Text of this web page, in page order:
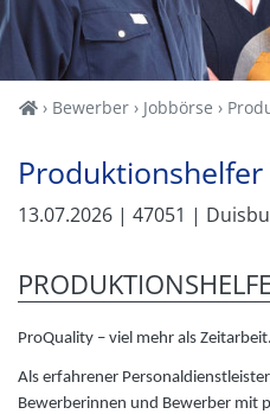
Home
Bewerber Jobbörse
13.07.2026 | 47051 |
ProQuality – viel mehr als Zeitarbeit.
Als erfahrener
Bewerberinnen und Bewerber mit